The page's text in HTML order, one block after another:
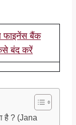
फाइनेंस बैंक
बंद करें
है ? (Jana